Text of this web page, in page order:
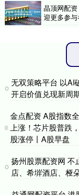
晶顶网配
迎更多参
无双策略平台 以AI
开启价值兑现新周
金点配资 A股指数
上涨！芯片股普跌
股涨停丨A股早盘
扬州股票配资网 不
店、希堓酒店、桠